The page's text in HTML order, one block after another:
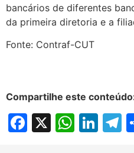
bancários de diferentes
da primeira diretoria e a
Fonte: Contraf-CUT
Compartilhe este
Facebook
X